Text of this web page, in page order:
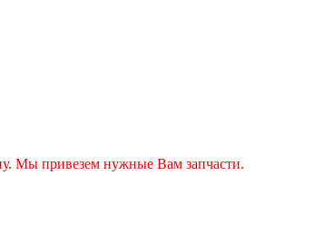
Мы привезем нужные Вам запчасти.